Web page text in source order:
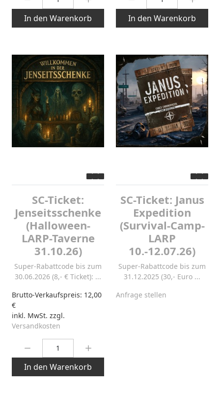
In den Warenkorb In den Warenkorb
SC-Ticket:
Jenseitsschenke
(Halloween-
LARP-Taverne
31.10.26)
Super-Rabattcode bis zum
30.06.2026 (8,- € Ticket): ...
Brutto-Verkaufspreis: 12,00
€
inkl. MwSt. zzgl.
Versandkosten
In den Warenkorb
SC-Ticket: Janus
Expedition
(Survival-Camp-
LARP
10.-12.07.26)
Super-Rabattcode bis zum
31.12.2025 (30,- Euro ...
Anfrage stellen